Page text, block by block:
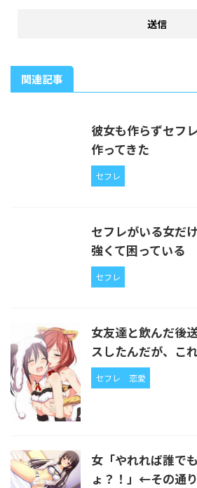
関連記事
彼女も作らずセフ
作ってきた
セフレ
セフレがいる女だ
強くて困っている
セフレ
女友達と飲んだ後
スしたんだが、こ
セフレ 恋愛
女「やれれば誰で
ょ？！」←その通